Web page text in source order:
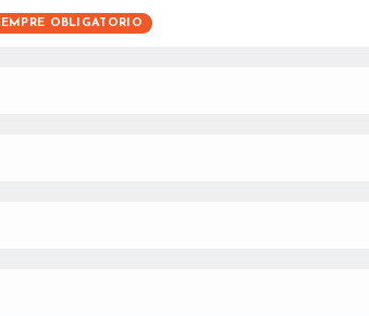
OBLIGATORIO